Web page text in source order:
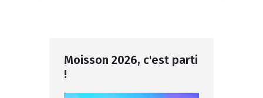
Moisson 2026, c'est parti
!